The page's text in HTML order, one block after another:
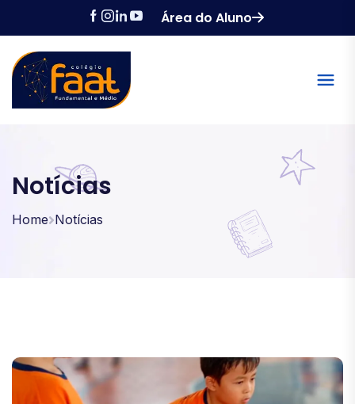
Área do Aluno
Notícias
Home Notícias